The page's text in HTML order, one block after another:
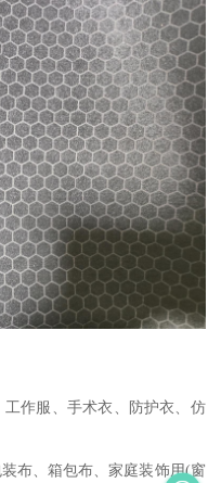
作服、手术衣、防护衣、仿
布、箱包布、家庭装饰用(窗